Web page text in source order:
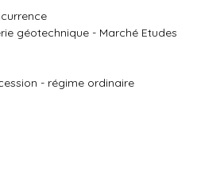
géotechnique - Marché Etudes
- régime ordinaire